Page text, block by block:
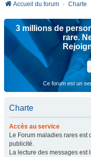
Accueil du forum Charte
3 millions de
rare.
Ce forum est un
Charte
Accès au service
Le Forum maladies rares est
publicité.
La lecture des messages est